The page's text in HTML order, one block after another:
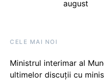
august
CELE MAI NOI
Ministrul interimar al
ultimelor discuții cu